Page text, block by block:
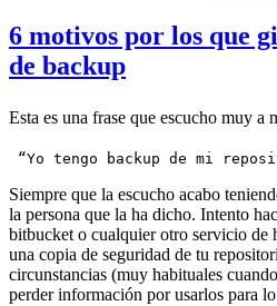
6 motivos por los que
de backup
Esta es una frase que escucho muy a
“Yo tengo backup de mi
Siempre que la escucho acabo
la persona que la ha dicho. Intento
bitbucket o cualquier otro servicio de
una copia de seguridad de tu
circunstancias (muy habituales
perder información por usarlos para